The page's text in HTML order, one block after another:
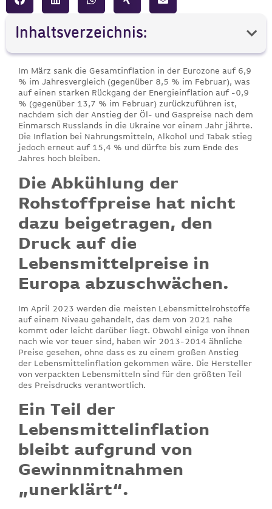
Im März sank die Gesamtinflation in der Eurozone auf 6,9
% im Jahresvergleich (gegenüber 8,5 % im Februar), was
auf einen starken Rückgang der Energieinflation auf -0,9
% (gegenüber 13,7 % im Februar) zurückzuführen ist,
nachdem sich der Anstieg der Öl- und Gaspreise nach dem
Einmarsch Russlands in die Ukraine vor einem Jahr jährte.
Die Inflation bei Nahrungsmitteln, Alkohol und Tabak stieg
jedoch erneut auf 15,4 % und dürfte bis zum Ende des
Jahres hoch bleiben.
Die Abkühlung der
Rohstoffpreise hat nicht
dazu beigetragen, den
Druck auf die
Lebensmittelpreise in
Europa abzuschwächen.
Im April 2023 werden die meisten Lebensmittelrohstoffe
auf einem Niveau gehandelt, das dem von 2021 nahe
kommt oder leicht darüber liegt. Obwohl einige von ihnen
nach wie vor teuer sind, haben wir 2013-2014 ähnliche
Preise gesehen, ohne dass es zu einem großen Anstieg
der Lebensmittelinflation gekommen wäre. Die Hersteller
von verpackten Lebensmitteln sind für den größten Teil
des Preisdrucks verantwortlich.
Ein Teil der
Lebensmittelinflation
bleibt aufgrund von
Gewinnmitnahmen
„unerklärt“.
Inhaltsverzeichnis: